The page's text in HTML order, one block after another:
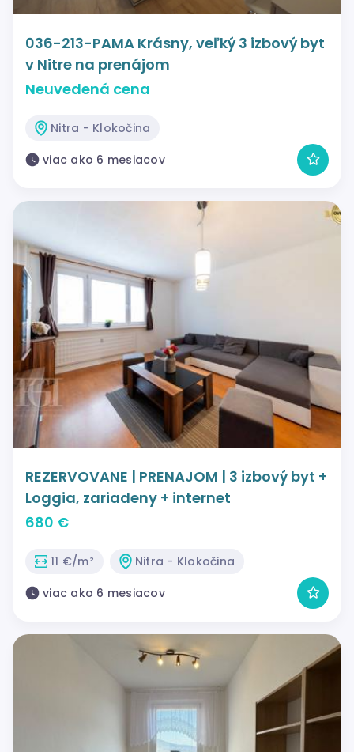
036-213-PAMA Krásny, veľký 3 izbový byt
v Nitre na prenájom
Neuvedená cena
Nitra - Klokočina
viac ako 6 mesiacov
REZERVOVANE | PRENAJOM | 3 izbový byt +
Loggia, zariadeny + internet
680 €
11 €/m²
Nitra - Klokočina
viac ako 6 mesiacov